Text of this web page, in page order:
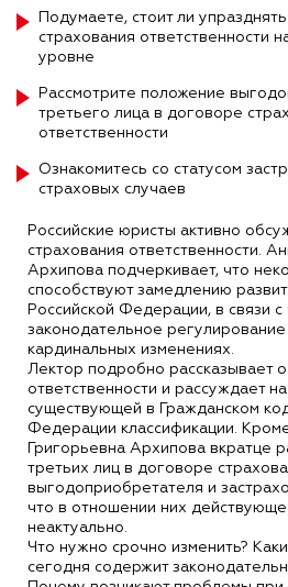
Подумаете, стоит ли
страхования ответственности
уровне
Рассмотрите положение
третьего лица в договоре
ответственности
Ознакомитесь со статусом
страховых случаев
Российские юристы активно
страхования ответственности.
Архипова подчеркивает, что
способствуют замедлению
Российской Федерации, в связи
законодательное
кардинальных изменениях.
Лектор подробно рассказывает
ответственности и рассуждает
существующей в Гражданском
Федерации классификации.
Григорьевна Архипова вкратце
третьих лиц в договоре
выгодоприобретателя и
что в отношении них
неактуально.
Что нужно срочно изменить?
сегодня содержит